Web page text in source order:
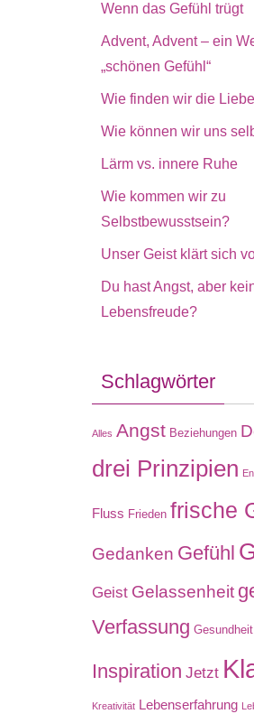
Wenn das Gefühl trügt
Advent, Advent – ein
„schönen Gefühl“
Wie finden wir die
Wie können wir uns
Lärm vs. innere Ruhe
Wie kommen wir zu
Selbstbewusstsein?
Unser Geist klärt sich
Du hast Angst, aber
Lebensfreude?
Schlagwörter
Alles Angst Beziehungen
drei Prinzipien
Fluss Frieden frische
Gedanken Gefühl
Geist Gelassenheit
Verfassung Gesundheit
Inspiration Jetzt
Kreativität Lebenserfahrung